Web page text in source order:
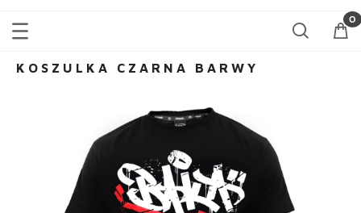
KOSZULKA CZARNA BARWY